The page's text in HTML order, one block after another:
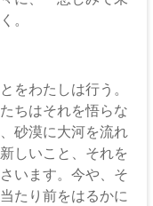
。
をわたしは行う。
ちはそれを悟らな
砂漠に大河を流れ
しいこと、それを
います。今や、そ
たり前をはるかに